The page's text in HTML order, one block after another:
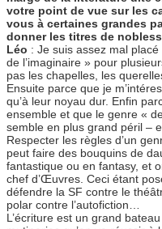
votre point de vue sur les
vous à certaines grandes
donner les titres de
Léo : Je suis assez mal
de l’imaginaire » pour
pas les chapelles, les
Ensuite parce que je
qu’à leur noyau dur. Enfin
ensemble et que le genre «
semble en plus grand péril –
Respecter les règles d’un
peut faire des bouquins de
fantastique ou en fantasy, et
chef d’Œuvres. Ceci étant
défendre la SF contre le
polar contre l’autofiction…
L’écriture est un grand